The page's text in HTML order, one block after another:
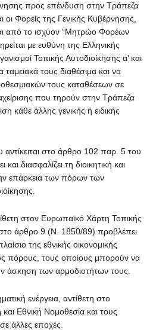
προς επένδυση στην Τράπεζα
Φορείς της Γενικής Κυβέρνησης,
από το ισχύον “Μητρώο Φορέων
με ευθύνη της Ελληνικής
Τοπικής Αυτοδιοίκησης α’ και
τους διαθέσιμα και να
τους καταθέσεων σε
που τηρούν στην Τράπεζα
κάθε άλλης γενικής ή ειδικής
αντίκειται στο άρθρο 102 παρ. 5 του
διασφαλίζει τη διοικητική και
επάρκεια των πόρων των
στον Ευρωπαϊκό Χάρτη Τοπικής
άρθρο 9 (Ν. 1850/89) προβλέπει
της εθνικής οικονομικής
πόρους, τους οποίους μπορούν να
άσκηση των αρμοδιοτήτων τους.
ενέργεια, αντίθετη στο
Εθνική Νομοθεσία και τους
άλλες εποχές.